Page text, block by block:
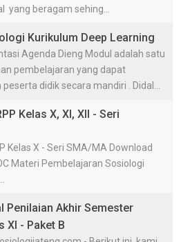
yang beragam sehing...
Kurikulum Deep Learning
Agenda Dieng Modul adalah satu
pembelajaran yang dapat
peserta didik secara mandiri . Didal...
Kelas X, XI, XII - Seri
Kelas X - Seri SMA/MA Download
Materi Pembelajaran Sosiologi
Penilaian Akhir Semester
XI - Paket B